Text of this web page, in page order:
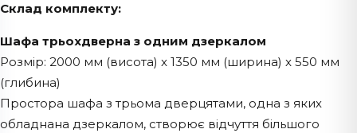
Склад комплекту:
Шафа трьохдверна з одним дзеркалом
Розмір: 2000 мм (висота) x 1350 мм (ширина) x 550 мм
(глибина)
Простора шафа з трьома дверцятами, одна з яких
обладнана дзеркалом, створює відчуття більшого